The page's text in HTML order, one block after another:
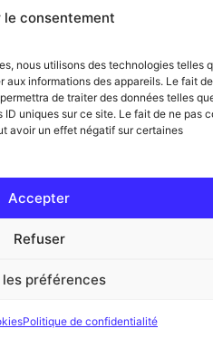
le consentement
nous utilisons des technologies telles
informations des appareils. Le fait de
de traiter des données telles
uniques sur ce site. Le fait de ne pas
avoir un effet négatif sur certaines
Accepter
Refuser
les préférences
Politique de confidentialité
maîtrisée.
56 44 56